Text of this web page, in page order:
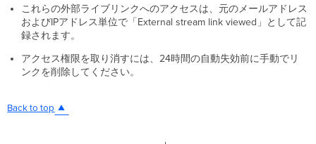
これらの外部ライブリンクへのアクセスは、元のメールアドレス
およびIPアドレス単位で「External stream link viewed」として記
録されます。
アクセス権限を取り消すには、24時間の自動失効前に手動でリ
ンクを削除してください。
Back to top